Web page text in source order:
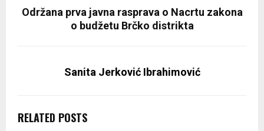
Održana prva javna rasprava o Nacrtu zakona
o budžetu Brčko distrikta
Sanita Jerković Ibrahimović
RELATED POSTS